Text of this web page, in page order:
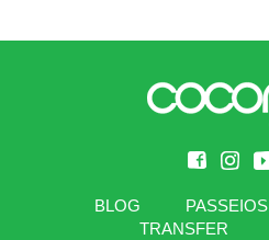
BLOG
PASSEIOS
TRANSFER